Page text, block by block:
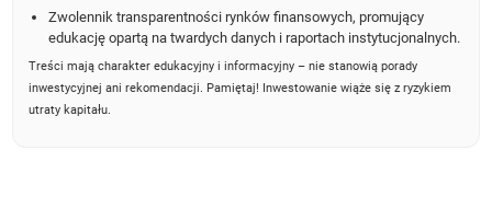
Zwolennik transparentności rynków finansowych, promujący
edukację opartą na twardych danych i raportach instytucjonalnych.
Treści mają charakter edukacyjny i informacyjny – nie stanowią porady
inwestycyjnej ani rekomendacji. Pamiętaj! Inwestowanie wiąże się z ryzykiem
utraty kapitału.